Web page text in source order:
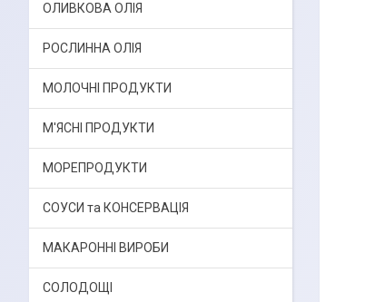
ОЛИВКОВА ОЛІЯ
РОСЛИННА ОЛІЯ
МОЛОЧНІ ПРОДУКТИ
М'ЯСНІ ПРОДУКТИ
МОРЕПРОДУКТИ
СОУСИ та КОНСЕРВАЦІЯ
МАКАРОННІ ВИРОБИ
СОЛОДОЩІ